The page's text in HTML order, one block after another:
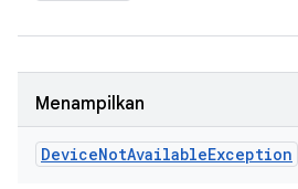
Menampilkan
DeviceNotAvailableException